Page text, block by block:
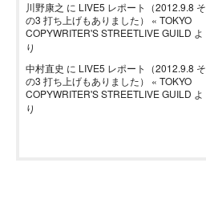
川野康之 に LIVE5 レポート（2012.9.8 そ
の3 打ち上げもありました） « TOKYO
COPYWRITER'S STREETLIVE GUILD よ
り
中村直史 に LIVE5 レポート（2012.9.8 そ
の3 打ち上げもありました） « TOKYO
COPYWRITER'S STREETLIVE GUILD よ
り